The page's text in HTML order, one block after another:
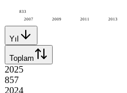
2007 2009 2011 2013
833
Yıl
Toplam
2025
857
2024